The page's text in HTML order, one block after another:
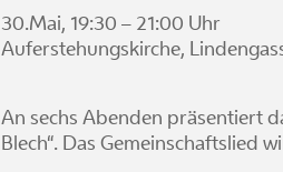
30.Mai, 19:30 – 21:00 Uhr
Auferstehungskirche,
An sechs Abenden präsentiert
Blech“. Das Gemeinschaftslied